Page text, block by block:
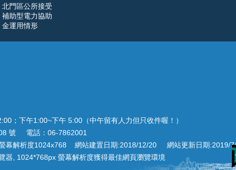
北門區公所接受
補助型電力協助
金運用情形
；下午1:00~下午 5:00（中午留有人力但只收件喔！）
號 電話：06-7862001
幕解析度1024x768 網站建置日期:2018/12/20 網站更新日期:2019/
瀏覽器, 1024*768px 螢幕解析度獲得最佳網